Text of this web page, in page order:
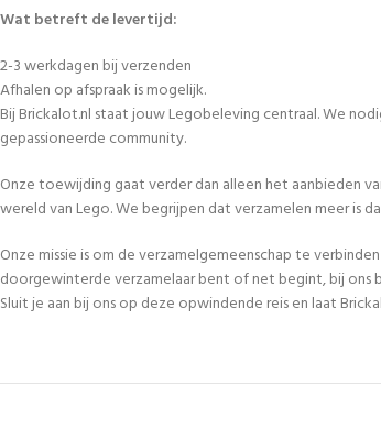
Wat betreft de levertijd:
2-3 werkdagen bij verzenden
Afhalen op afspraak is mogelijk.
Bij Brickalot.nl staat jouw Legobeleving centraal. We
gepassioneerde community.
Onze toewijding gaat verder dan alleen het aanbieden
wereld van Lego. We begrijpen dat verzamelen meer is
Onze missie is om de verzamelgemeenschap te
doorgewinterde verzamelaar bent of net begint, bij ons
Sluit je aan bij ons op deze opwindende reis en laat